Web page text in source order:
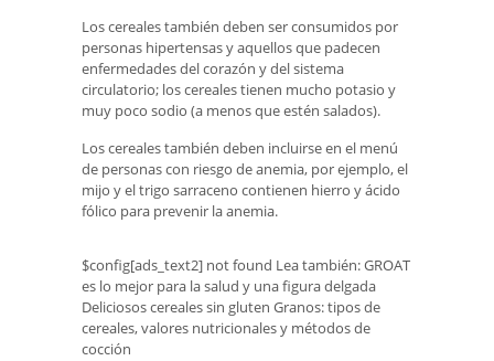
Los cereales también deben ser consumidos por
personas hipertensas y aquellos que padecen
enfermedades del corazón y del sistema
circulatorio; los cereales tienen mucho potasio y
muy poco sodio (a menos que estén salados).
Los cereales también deben incluirse en el menú
de personas con riesgo de anemia, por ejemplo, el
mijo y el trigo sarraceno contienen hierro y ácido
fólico para prevenir la anemia.
$config[ads_text2] not found Lea también: GROAT
es lo mejor para la salud y una figura delgada
Deliciosos cereales sin gluten Granos: tipos de
cereales, valores nutricionales y métodos de
cocción